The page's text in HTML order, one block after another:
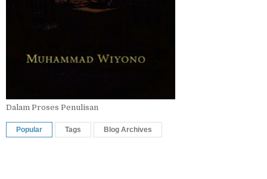
Dalam Proses Penulisan
Popular Tags Blog Archives